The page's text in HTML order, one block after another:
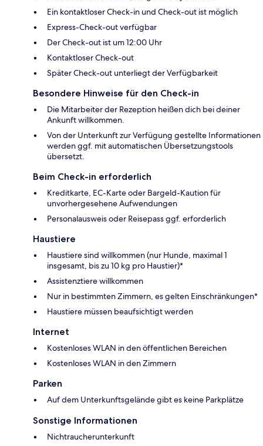
Ein kontaktloser Check-in und Check-out ist möglich
Express-Check-out verfügbar
Der Check-out ist um 12:00 Uhr
Kontaktloser Check-out
Später Check-out unterliegt der Verfügbarkeit
Besondere Hinweise für den Check-in
Die Mitarbeiter der Rezeption heißen dich bei deiner
Ankunft willkommen.
Von der Unterkunft zur Verfügung gestellte Informationen
werden ggf. mit automatischen Übersetzungstools
übersetzt.
Beim Check-in erforderlich
Kreditkarte, EC-Karte oder Bargeld-Kaution für
unvorhergesehene Aufwendungen
Personalausweis oder Reisepass ggf. erforderlich
Haustiere
Haustiere sind willkommen (nur Hunde, maximal 1
insgesamt, bis zu 10 kg pro Haustier)*
Assistenztiere willkommen
Nur in bestimmten Zimmern, es gelten Einschränkungen*
Haustiere müssen beaufsichtigt werden
Internet
Kostenloses WLAN in den öffentlichen Bereichen
Kostenloses WLAN in den Zimmern
Parken
Auf dem Unterkunftsgelände gibt es keine Parkplätze
Sonstige Informationen
Nichtraucherunterkunft